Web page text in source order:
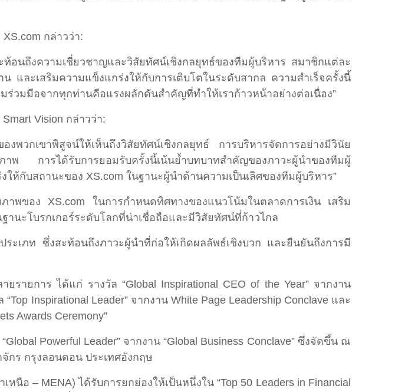
กล่าวว่า:
ท้อนถึงความเชี่ยวชาญและวิสัยทัศน์เชิงกลยุทธ์ของทีมผู้บริหาร สมาชิกแต่ละ
ละเสริมความแข็งแกร่งให้กับการเติบโตในระดับสากล ความสำเร็จครั้งนี้
วมมือจากทุกท่านคือแรงผลักดันสำคัญที่ทำให้เราก้าวหน้าอย่างต่อเนื่อง”
Vision กล่าวว่า:
พวกเขาพิสูจน์ให้เห็นถึงวิสัยทัศน์เชิงกลยุทธ์ การบริหารจัดการอย่างมีวินัย
าพ การได้รับการยอมรับครั้งนี้เน้นย้ำบทบาทสำคัญของภาวะผู้นำของทีมผู้
กับสถานะของ XS.com ในฐานะผู้นำด้านความเป็นเลิศของทีมผู้บริหาร”
าพของ XS.com ในการกำหนดทิศทางของแนวโน้มในตลาดการเงิน เสริม
านะโบรกเกอร์ระดับโลกที่น่าเชื่อถือและมีวิสัยทัศน์ที่ก้าวไกล
ะเภท ซึ่งสะท้อนถึงภาวะผู้นำที่ก่อให้เกิดผลลัพธ์เชิงบวก และยืนยันถึงการมี
ยรายการ ได้แก่ รางวัล “Global Inspirational CEO of the Year” จากงาน
Inspirational Leader” จากงาน White Page Leadership Conclave และ
Awards Ceremony”
Powerful Leader” จากงาน “Global Business Conclave” ซึ่งจัดขึ้น ณ
กร กรุงลอนดอน ประเทศอังกฤษ
อ – MENA) ได้รับการยกย่องให้เป็นหนึ่งใน “Top 50 Leaders in Financial